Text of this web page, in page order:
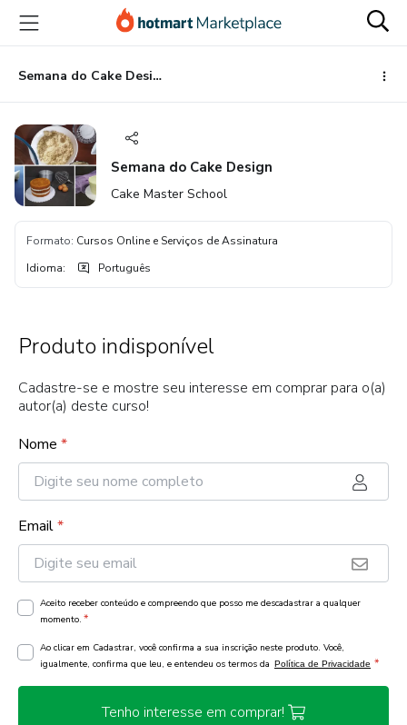
para
conteúdo
principal
para
pagamento
para
rodapé
Semana do Cake Design
Semana do Cake Design
Cake Master School
Formato: Cursos Online e Serviços de Assinatura
Idioma: Português
Produto indisponível
Cadastre-se e mostre seu interesse em comprar para o(a)
autor(a) deste curso!
Nome *
Email*
Aceito receber conteúdo e compreendo que posso me descadastrar a qualquer
momento. *
Ao clicar em Cadastrar, você confirma a sua inscrição neste produto. Você,
igualmente, confirma que leu, e entendeu os termos da Política de Privacidade *
Tenho interesse em comprar!